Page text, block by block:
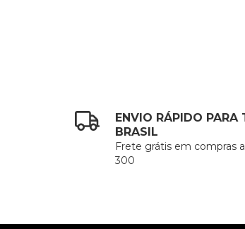
ENVIO RÁPIDO PARA
BRASIL
Frete grátis em compras
300